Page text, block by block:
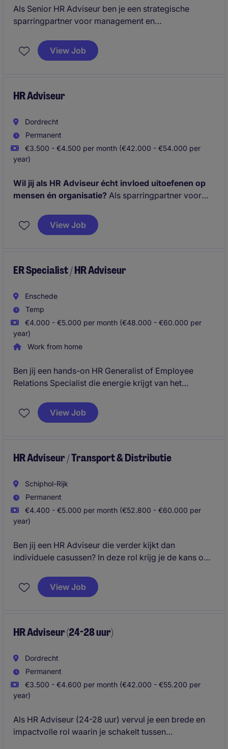
Als Senior HR Adviseur ben je een strategische
sparringpartner voor management en
verdere professionalisering van HR binnen de
organisatie. Je combineert operationele HR-
en ontwikkeling van zowel medewerkers als de
View Job
HR Adviseur
Dordrecht
Permanent
€3.500 - €4.500 per month (€42.000 - €54.000 per
year)
Wil jij als HR Adviseur écht invloed uitoefenen op
mensen én organisatie? Als sparringpartner voor
de praktijk en begeleid je de organisatie bij
uiteenlopende HR-uitdagingen. Je draagt actief bij
kunnen presteren.
View Job
ER Specialist / HR Adviseur
Enschede
Temp
€4.000 - €5.000 per month (€48.000 - €60.000 per
year)
Work from home
Ben jij een hands-on HR Generalist of Employee
Relations Specialist die energie krijgt van het
personeelsvraagstukken? In deze interim rol binnen
een internationale organisatie speel je een sleutelrol
View Job
HR Adviseur / Transport & Distributie
Schiphol-Rijk
Permanent
€4.400 - €5.000 per month (€52.800 - €60.000 per
year)
Ben jij een HR Adviseur die verder kijkt dan
individuele casussen? In deze rol krijg je de kans om
personeelsplanning, performance en
organisatiedoelstellingen. Je werkt binnen een
View Job
HR Adviseur (24-28 uur)
Dordrecht
Permanent
€3.500 - €4.600 per month (€42.000 - €55.200 per
year)
Als HR Adviseur (24-28 uur) vervul je een brede en
impactvolle rol waarin je schakelt tussen